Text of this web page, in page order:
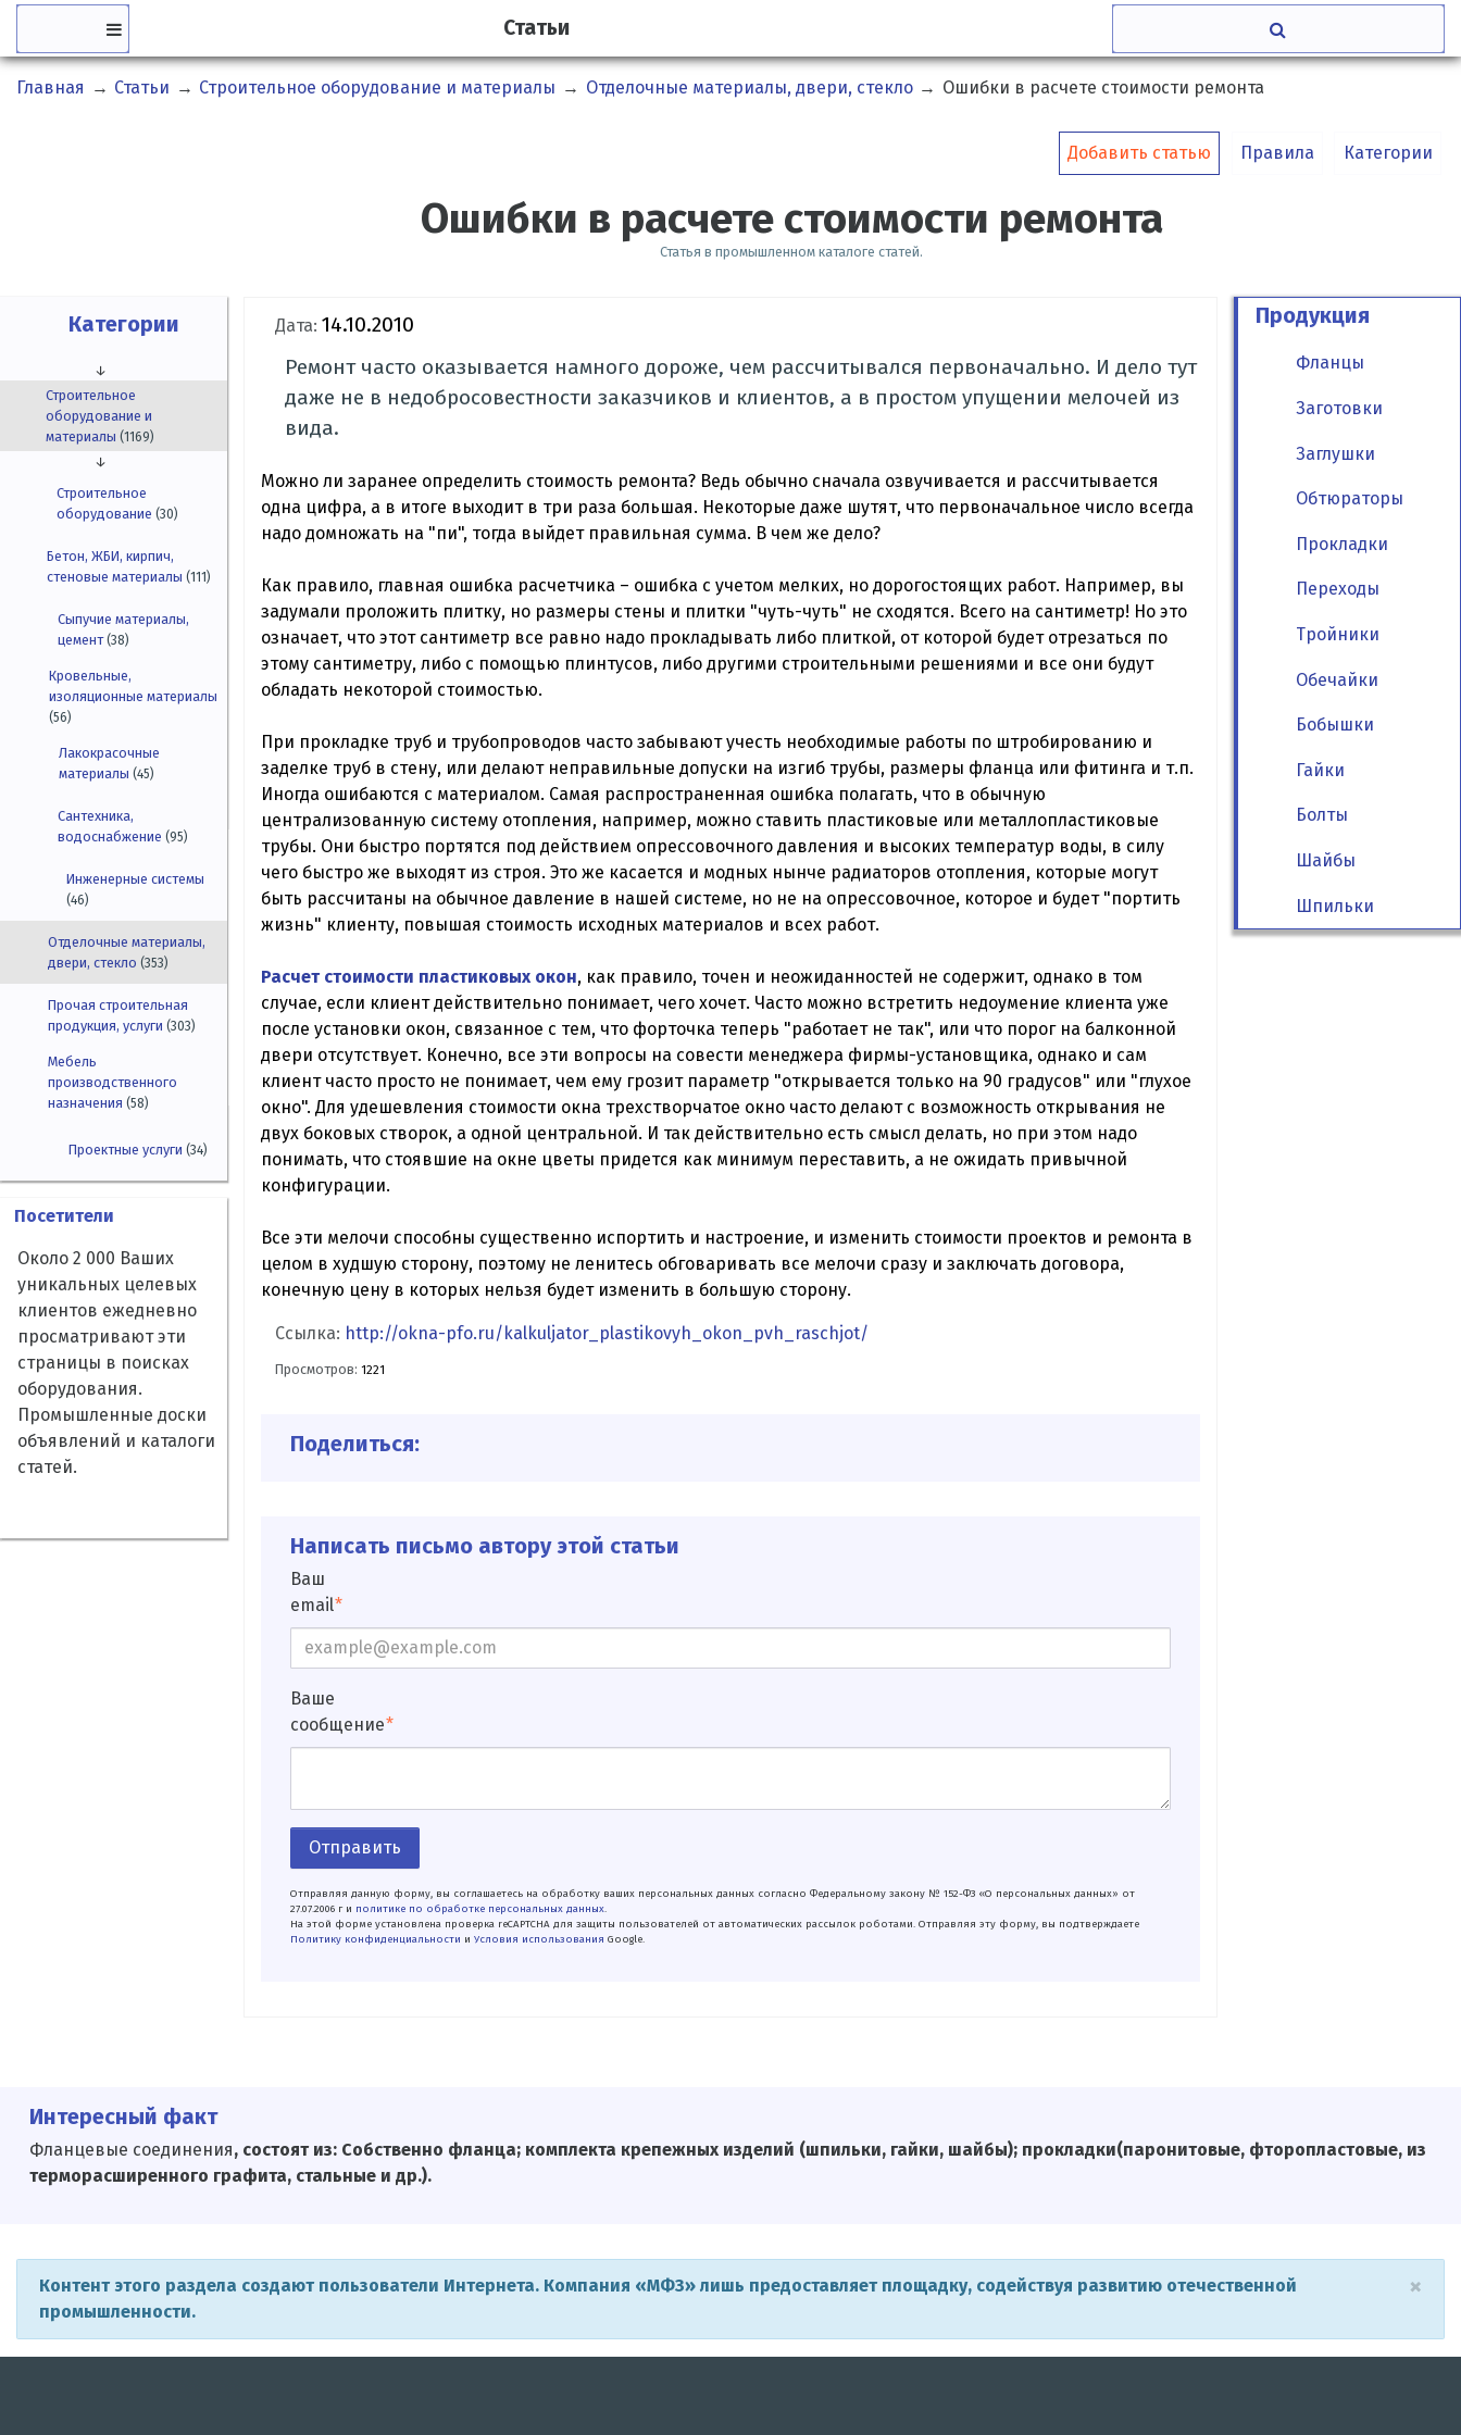
Статьи
Главная → Статьи → Строительное оборудование и материалы → Отделочные материалы, двери, стекло → Ошибки в расчете стоимости ремонта
Добавить статью Правила Категории
Ошибки в расчете стоимости ремонта
Статья в промышленном каталоге статей.
Категории
↓
Строительное
оборудование и
материалы (1169)
↓
Строительное
оборудование(30)
Бетон, ЖБИ, кирпич,
стеновые материалы(111)
Сыпучие материалы,
цемент(38)
Кровельные,
изоляционные материалы
(56)
Лакокрасочные
материалы(45)
Сантехника,
водоснабжение (95)
Инженерные системы
(46)
Отделочные материалы,
двери, стекло(353)
Прочая строительная
продукция, услуги (303)
Мебель
производственного
назначения (58)
Проектные услуги(34)
Посетители
Около 2 000 Ваших
уникальных целевых
клиентов ежедневно
просматривают эти
страницы в поисках
оборудования.
Промышленные доски
объявлений и каталоги
статей.
Дата: 14.10.2010
Ремонт часто оказывается намного дороже, чем рассчитывался первоначально. И дело тут
даже не в недобросовестности заказчиков и клиентов, а в простом упущении мелочей из
вида.
Можно ли заранее определить стоимость ремонта? Ведь обычно сначала озвучивается и рассчитывается
одна цифра, а в итоге выходит в три раза большая. Некоторые даже шутят, что первоначальное число всегда
надо домножать на "пи", тогда выйдет правильная сумма. В чем же дело?
Как правило, главная ошибка расчетчика – ошибка с учетом мелких, но дорогостоящих работ. Например, вы
задумали проложить плитку, но размеры стены и плитки "чуть-чуть" не сходятся. Всего на сантиметр! Но это
означает, что этот сантиметр все равно надо прокладывать либо плиткой, от которой будет отрезаться по
этому сантиметру, либо с помощью плинтусов, либо другими строительными решениями и все они будут
обладать некоторой стоимостью.
При прокладке труб и трубопроводов часто забывают учесть необходимые работы по штробированию и
заделке труб в стену, или делают неправильные допуски на изгиб трубы, размеры фланца или фитинга и т.п.
Иногда ошибаются с материалом. Самая распространенная ошибка полагать, что в обычную
централизованную систему отопления, например, можно ставить пластиковые или металлопластиковые
трубы. Они быстро портятся под действием опрессовочного давления и высоких температур воды, в силу
чего быстро же выходят из строя. Это же касается и модных нынче радиаторов отопления, которые могут
быть рассчитаны на обычное давление в нашей системе, но не на опрессовочное, которое и будет "портить
жизнь" клиенту, повышая стоимость исходных материалов и всех работ.
Расчет стоимости пластиковых окон, как правило, точен и неожиданностей не содержит, однако в том
случае, если клиент действительно понимает, чего хочет. Часто можно встретить недоумение клиента уже
после установки окон, связанное с тем, что форточка теперь "работает не так", или что порог на балконной
двери отсутствует. Конечно, все эти вопросы на совести менеджера фирмы-установщика, однако и сам
клиент часто просто не понимает, чем ему грозит параметр "открывается только на 90 градусов" или "глухое
окно". Для удешевления стоимости окна трехстворчатое окно часто делают с возможность открывания не
двух боковых створок, а одной центральной. И так действительно есть смысл делать, но при этом надо
понимать, что стоявшие на окне цветы придется как минимум переставить, а не ожидать привычной
конфигурации.
Все эти мелочи способны существенно испортить и настроение, и изменить стоимости проектов и ремонта в
целом в худшую сторону, поэтому не ленитесь обговаривать все мелочи сразу и заключать договора,
конечную цену в которых нельзя будет изменить в большую сторону.
Ссылка: http://okna-pfo.ru/kalkuljator_plastikovyh_okon_pvh_raschjot/
Просмотров:1221
Поделиться:
Написать письмо автору этой статьи
Ваш
email
Ваше
сообщение
Отправить
Отправляя данную форму, вы соглашаетесь на обработку ваших персональных данных согласно Федеральному закону № 152-ФЗ «О персональных данных» от
27.07.2006 г и политике по обработке персональных данных.
На этой форме установлена проверка reCAPTCHA для защиты пользователей от автоматических рассылок роботами. Отправляя эту форму, вы подтверждаете
Политику конфиденциальности и Условия использования Google.
Продукция
Фланцы
Заготовки
Заглушки
Обтюраторы
Прокладки
Переходы
Тройники
Обечайки
Бобышки
Гайки
Болты
Шайбы
Шпильки
Интересный факт
Фланцевые соединения, состоят из: Собственно фланца; комплекта крепежных изделий (шпильки, гайки, шайбы); прокладки(паронитовые, фторопластовые, из
терморасширенного графита, стальные и др.).
×
Контент этого раздела создают пользователи Интернета. Компания «МФЗ» лишь предоставляет площадку, содействуя развитию отечественной
промышленности.